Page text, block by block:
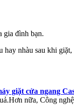
gia đình bạn.
hay nhàu sau khi giặt,
giặt cửa ngang
nữa, Công